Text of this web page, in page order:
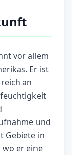
vor allem
Er ist
an
und
Gebiete in
wo er eine